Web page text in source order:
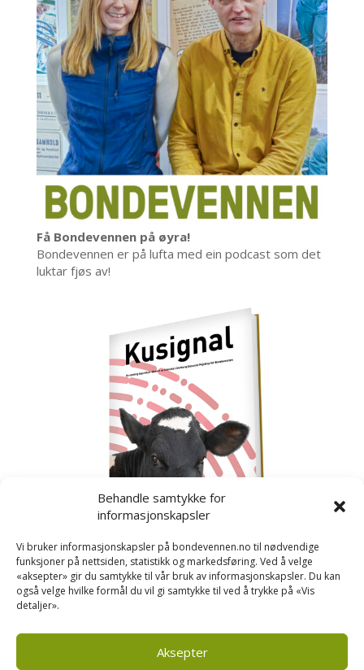
Behandle samtykke for
informasjonskapsler
Vi bruker informasjonskapsler på bondevennen.no til nødvendige
funksjoner på nettsiden, statistikk og markedsføring. Ved å velge
«aksepter» gir du samtykke til vår bruk av informasjonskapsler. Du kan
også velge hvilke formål du vil gi samtykke til ved å trykke på «Vis
detaljer».
Aksepter
Få Bondevennen på øyra!
Bondevennen er på lufta med ein podcast som det
luktar fjøs av!
Kusignal